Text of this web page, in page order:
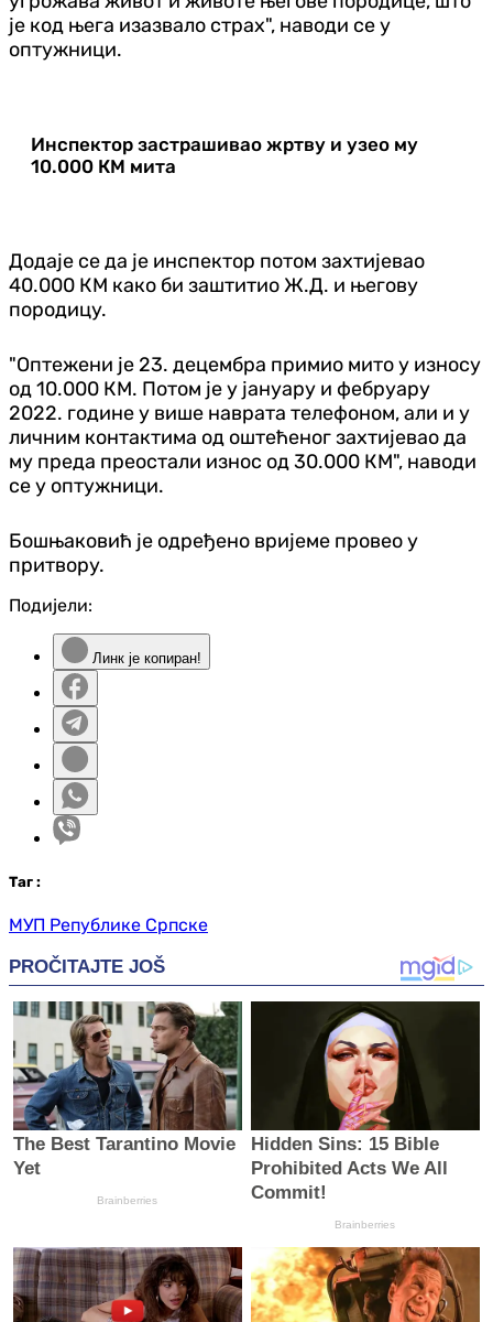
је код њега изазвало страх", наводи се у
оптужници.
Инспектор застрашивао жртву и узео му
10.000 КМ мита
Додаје се да је инспектор потом захтијевао
40.000 КМ како би заштитио Ж.Д. и његову
породицу.
"Оптежени је 23. децембра примио мито у износу
од 10.000 КМ. Потом је у јануару и фебруару
2022. године у више наврата телефоном, али и у
личним контактима од оштећеног захтијевао да
му преда преостали износ од 30.000 КМ", наводи
се у оптужници.
Бошњаковић је одређено вријеме провео у
притвору.
Подијели:
Линк је копиран!
Таг :
МУП Републике Српске